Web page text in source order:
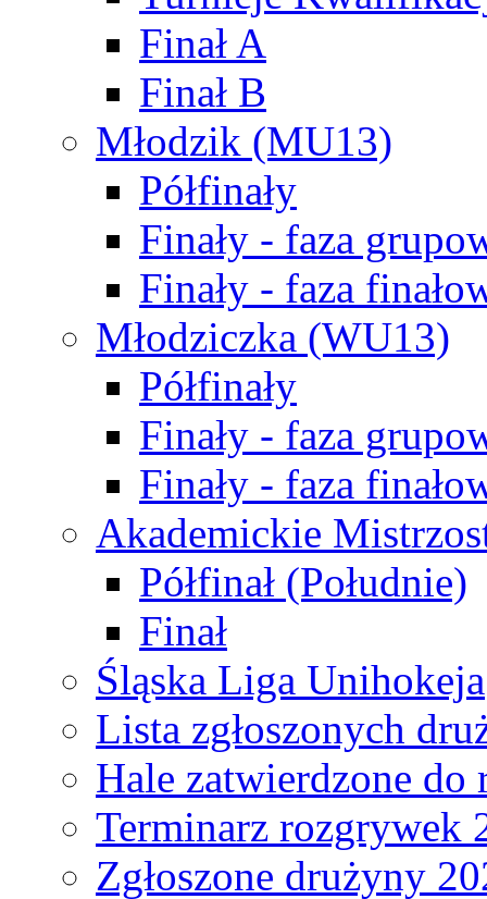
Finał A
Finał B
Młodzik (MU13)
Półfinały
Finały - faza
Finały - faza
Młodziczka (WU13)
Półfinały
Finały - faza
Finały - faza
Akademickie
Półfinał (Południe)
Finał
Śląska Liga Unihokeja
Lista zgłoszonych
Hale zatwierdzone do
Terminarz rozgrywek
Zgłoszone drużyny